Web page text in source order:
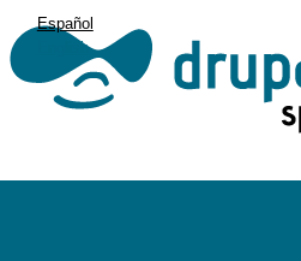
Español
English